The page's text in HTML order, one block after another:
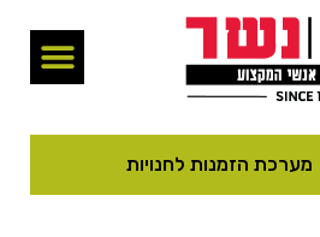
מערכת הזמנות לחנויות